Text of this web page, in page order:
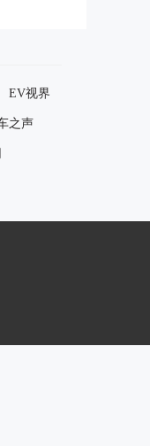
EV视界
之声